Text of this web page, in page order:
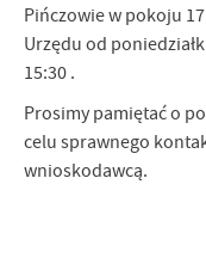
Pińczowie w pokoju
Urzędu od
15:30 .
Prosimy pamiętać o
celu sprawnego
wnioskodawcą.